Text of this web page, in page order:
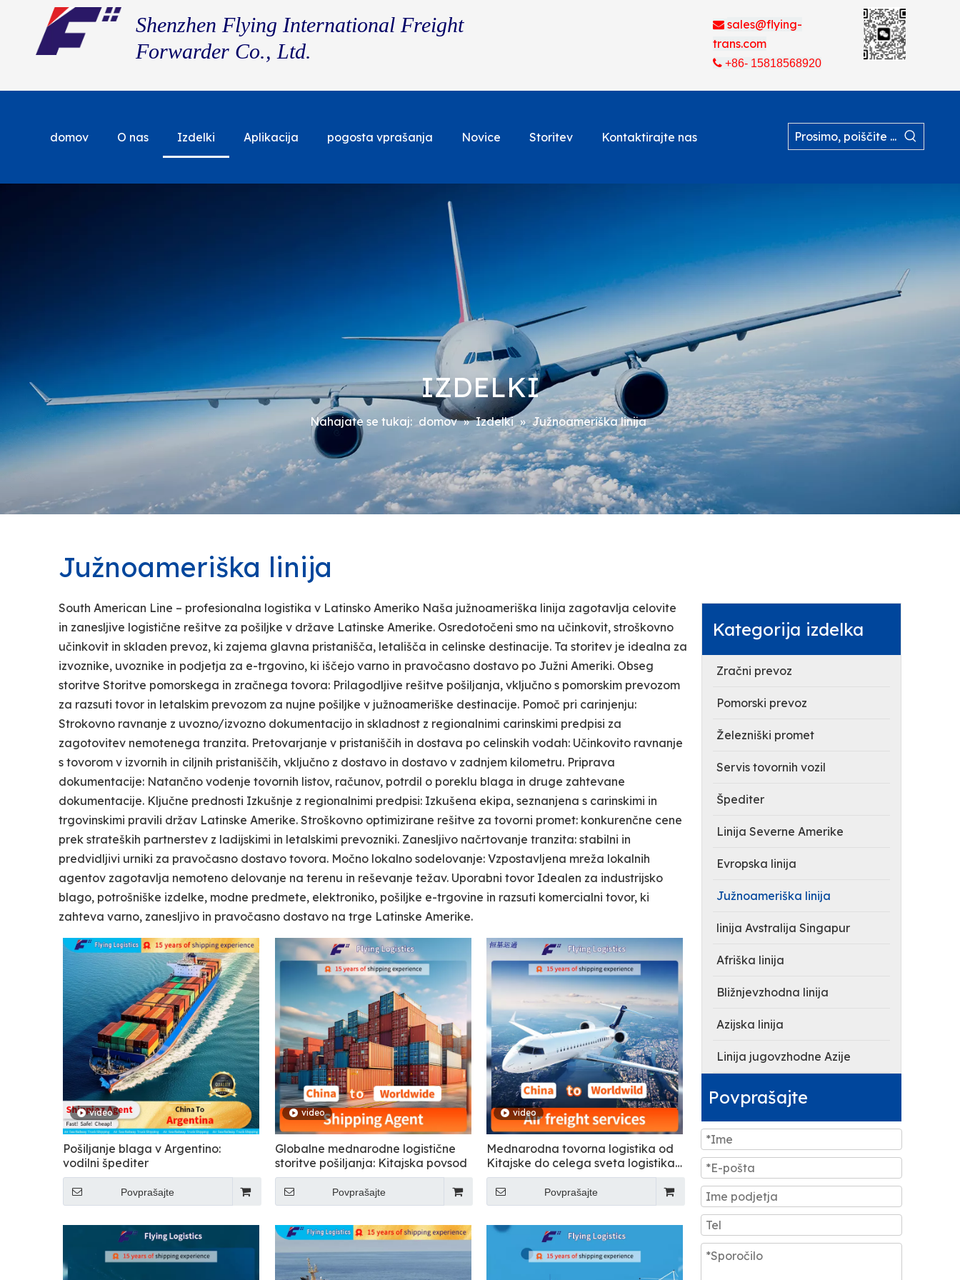
Shenzhen Flying International Freight
Forwarder Co., Ltd.
 sales@flying-
trans.com
+86- 15818568920
domov O nas Izdelki Aplikacija pogosta vprašanja Novice Storitev Kontaktirajte nas
IZDELKI
Nahajate se tukaj: domov » Izdelki » Južnoameriška linija
Južnoameriška linija
South American Line – profesionalna logistika v Latinsko Ameriko Naša južnoameriška linija zagotavlja celovite
in zanesljive logistične rešitve za pošiljke v države Latinske Amerike. Osredotočeni smo na učinkovit, stroškovno
učinkovit in skladen prevoz, ki zajema glavna pristanišča, letališča in celinske destinacije. Ta storitev je idealna za
izvoznike, uvoznike in podjetja za e-trgovino, ki iščejo varno in pravočasno dostavo po Južni Ameriki. Obseg
storitve Storitve pomorskega in zračnega tovora: Prilagodljive rešitve pošiljanja, vključno s pomorskim prevozom
za razsuti tovor in letalskim prevozom za nujne pošiljke v južnoameriške destinacije. Pomoč pri carinjenju:
Strokovno ravnanje z uvozno/izvozno dokumentacijo in skladnost z regionalnimi carinskimi predpisi za
zagotovitev nemotenega tranzita. Pretovarjanje v pristaniščih in dostava po celinskih vodah: Učinkovito ravnanje
s tovorom v izvornih in ciljnih pristaniščih, vključno z dostavo in dostavo v zadnjem kilometru. Priprava
dokumentacije: Natančno vodenje tovornih listov, računov, potrdil o poreklu blaga in druge zahtevane
dokumentacije. Ključne prednosti Izkušnje z regionalnimi predpisi: Izkušena ekipa, seznanjena s carinskimi in
trgovinskimi pravili držav Latinske Amerike. Stroškovno optimizirane rešitve za tovorni promet: konkurenčne cene
prek strateških partnerstev z ladijskimi in letalskimi prevozniki. Zanesljivo načrtovanje tranzita: stabilni in
predvidljivi urniki za pravočasno dostavo tovora. Močno lokalno sodelovanje: Vzpostavljena mreža lokalnih
agentov zagotavlja nemoteno delovanje na terenu in reševanje težav. Uporabni tovor Idealen za industrijsko
blago, potrošniške izdelke, modne predmete, elektroniko, pošiljke e-trgovine in razsuti komercialni tovor, ki
zahteva varno, zanesljivo in pravočasno dostavo na trge Latinske Amerike.
video
Pošiljanje blaga v Argentino:
vodilni špediter
Povprašajte
video
Globalne mednarodne logistične
storitve pošiljanja: Kitajska povsod
Povprašajte
video
Mednarodna tovorna logistika od
Kitajske do celega sveta logistika
od vrat do vrat
Povprašajte
Kategorija izdelka
Zračni prevoz
Pomorski prevoz
Železniški promet
Servis tovornih vozil
Špediter
Linija Severne Amerike
Evropska linija
Južnoameriška linija
linija Avstralija Singapur
Afriška linija
Bližnjevzhodna linija
Azijska linija
Linija jugovzhodne Azije
Povprašajte